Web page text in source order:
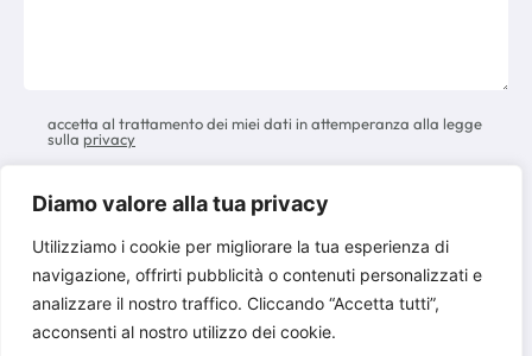
Diamo valore alla tua privacy
Utilizziamo i cookie per migliorare la tua esperienza di
navigazione, offrirti pubblicità o contenuti personalizzati e
analizzare il nostro traffico. Cliccando “Accetta tutti”,
acconsenti al nostro utilizzo dei cookie.
accetta al trattamento dei miei dati in attemperanza alla legge
sulla privacy
Copyright 2026 Network Secondo